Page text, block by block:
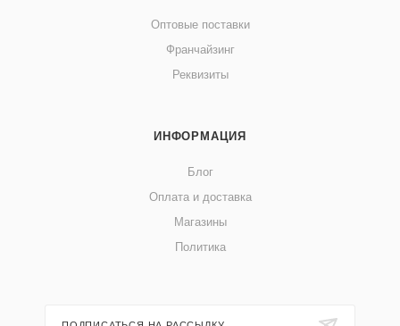
Оптовые поставки
Франчайзинг
Реквизиты
ИНФОРМАЦИЯ
Блог
Оплата и доставка
Магазины
Политика